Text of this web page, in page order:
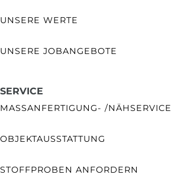
UNSERE WERTE
UNSERE JOBANGEBOTE
SERVICE
MASSANFERTIGUNG- /NÄHSERVICE
OBJEKTAUSSTATTUNG
STOFFPROBEN ANFORDERN